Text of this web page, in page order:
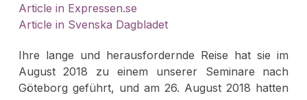
Article in Expressen.se
Article in Svenska Dagbladet
Ihre lange und herausfordernde Reise hat sie im
August 2018 zu einem unserer Seminare nach
Göteborg geführt, und am 26. August 2018 hatten